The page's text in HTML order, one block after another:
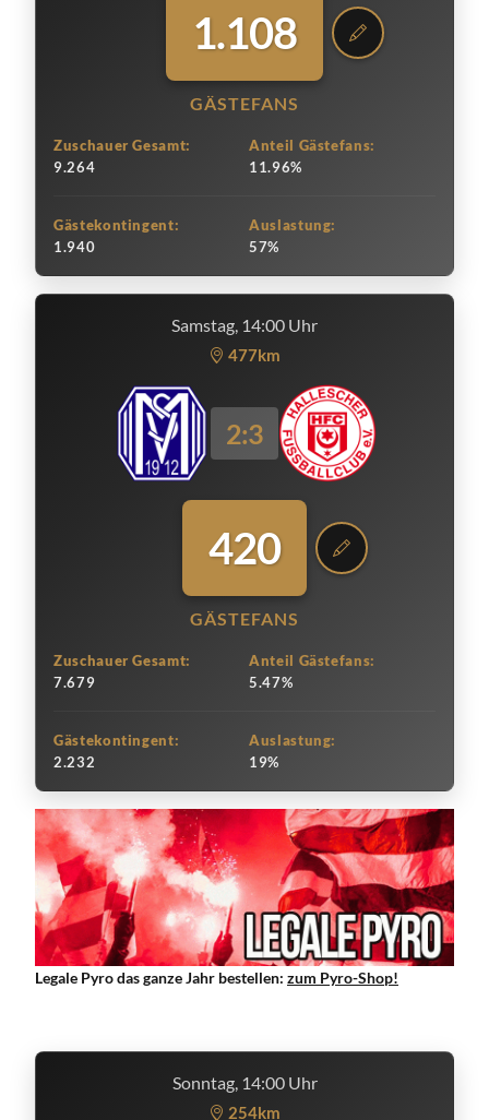
1.108
GÄSTEFANS
Zuschauer Gesamt:
9.264
Anteil Gästefans:
11.96%
Gästekontingent:
1.940
Auslastung:
57%
Samstag, 14:00 Uhr
477km
2:3
420
GÄSTEFANS
Zuschauer Gesamt:
7.679
Anteil Gästefans:
5.47%
Gästekontingent:
2.232
Auslastung:
19%
Legale Pyro das ganze Jahr bestellen: zum Pyro-Shop!
Sonntag, 14:00 Uhr
254km